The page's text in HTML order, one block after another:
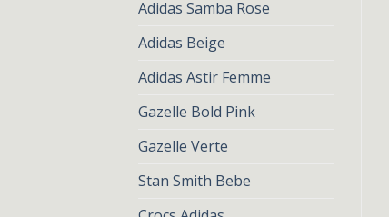
Adidas Samba Rose
Adidas Beige
Adidas Astir Femme
Gazelle Bold Pink
Gazelle Verte
Stan Smith Bebe